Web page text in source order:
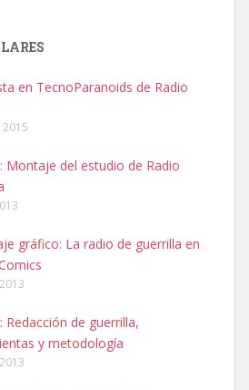
en TecnoParanoids de Radio
Montaje del estudio de Radio
gráfico: La radio de guerrilla en
Redacción de guerrilla,
y metodología